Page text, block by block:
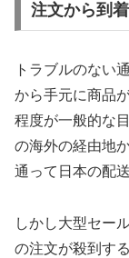
注文から到
トラブルのない
から手元に商品
程度が一般的な
の海外の経由地
通って日本の配
しかし大型セー
の注文が殺到す